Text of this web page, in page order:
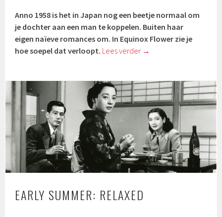
Anno 1958 is het in Japan nog een beetje normaal om
je dochter aan een man te koppelen. Buiten haar
eigen naïeve romances om. In Equinox Flower zie je
hoe soepel dat verloopt. Lees verder →
EARLY SUMMER: RELAXED